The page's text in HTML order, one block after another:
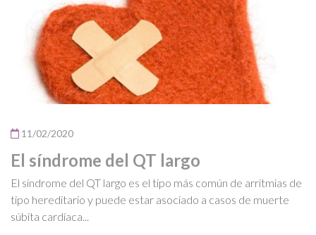
11/02/2020
El síndrome del QT largo
El síndrome del QT largo es el tipo más común de arritmias de
tipo hereditario y puede estar asociado a casos de muerte
súbita cardíaca...